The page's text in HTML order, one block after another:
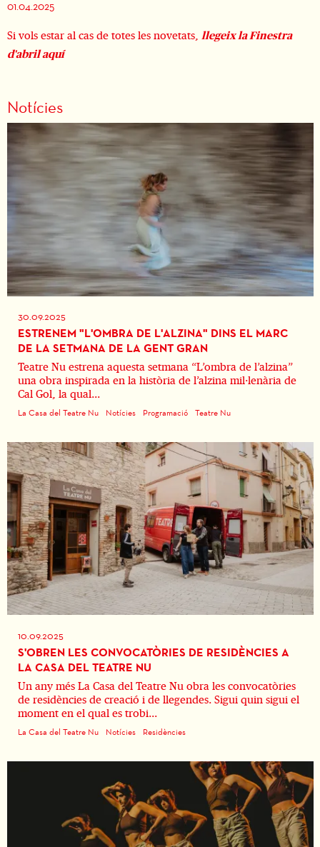
01.04.2025
Si vols estar al cas de totes les novetats, llegeix la Finestra
d'abril aquí
Notícies
30.09.2025
ESTRENEM "L'OMBRA DE L'ALZINA" DINS EL MARC
DE LA SETMANA DE LA GENT GRAN
Teatre Nu estrena aquesta setmana “L’ombra de l’alzina”
una obra inspirada en la història de l’alzina mil·lenària de
Cal Gol, la qual...
La Casa del Teatre Nu Notícies Programació Teatre Nu
10.09.2025
S'OBREN LES CONVOCATÒRIES DE RESIDÈNCIES A
LA CASA DEL TEATRE NU
Un any més La Casa del Teatre Nu obra les convocatòries
de residències de creació i de llegendes. Sigui quin sigui el
moment en el qual es trobi...
La Casa del Teatre Nu Notícies Residències